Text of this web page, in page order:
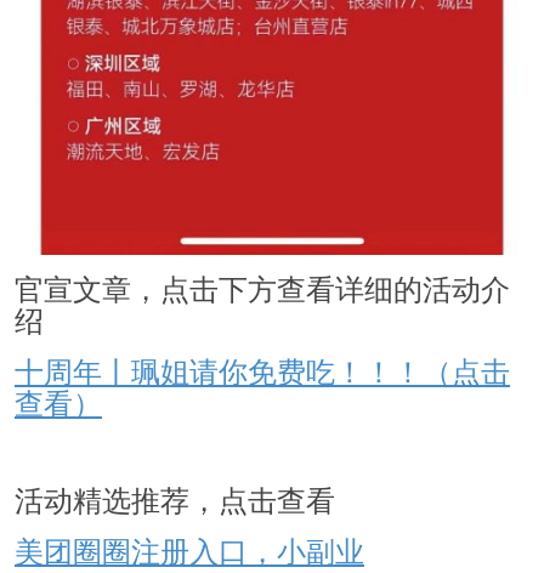
官宣文章，点击下方查看详细的活动介
绍
十周年丨珮姐请你免费吃！！！（点击
查看）
活动精选推荐，点击查看
美团圈圈注册入口，小副业